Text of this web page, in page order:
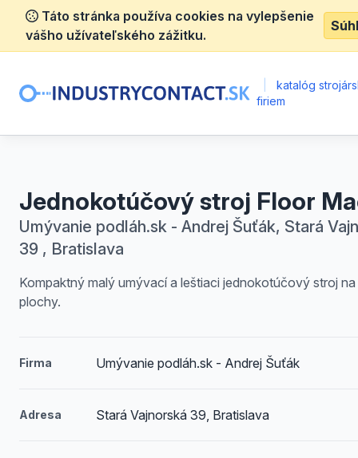
Táto stránka používa cookies na vylepšenie
vášho užívateľského zážitku.
katalóg
firiem
Jednokotúčový stroj Floor
Umývanie podláh.sk - Andrej Šuťák, Stará
39 , Bratislava
Kompaktný malý umývací a leštiaci jednokotúčový stroj na
plochy.
Firma Umývanie podláh.sk - Andrej Šuťák
Adresa Stará Vajnorská 39, Bratislava